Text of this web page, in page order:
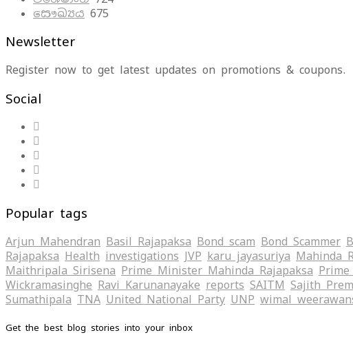
සෞඛ්‍යය 675
Newsletter
Register now to get latest updates on promotions & coupons.
Social
Popular tags
Arjun Mahendran Basil Rajapaksa Bond scam Bond Scammer
Rajapaksa Health investigations JVP karu jayasuriya Mahinda
Maithripala Sirisena Prime Minister Mahinda Rajapaksa
Wickramasinghe Ravi Karunanayake reports SAITM Sajith
Sumathipala TNA United National Party UNP wimal
Get the best blog stories into your inbox